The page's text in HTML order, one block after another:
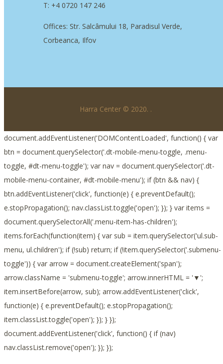
T: +4 0720 147 246
Offices: Str. Salcâmului 18, Paradisul Verde,
Corbeanca, Ilfov
Harra Center © 2020. .
document.addEventListener('DOMContentLoaded', function() { var
btn = document.querySelector('.dt-mobile-menu-toggle, .menu-
toggle, #dt-menu-toggle'); var nav = document.querySelector('.dt-
mobile-menu-container, #dt-mobile-menu'); if (btn && nav) {
btn.addEventListener('click', function(e) { e.preventDefault();
e.stopPropagation(); nav.classList.toggle('open'); }); } var items =
document.querySelectorAll('.menu-item-has-children');
items.forEach(function(item) { var sub = item.querySelector('ul.sub-
menu, ul.children'); if (!sub) return; if (!item.querySelector('.submenu-
toggle')) { var arrow = document.createElement('span');
arrow.className = 'submenu-toggle'; arrow.innerHTML = '▼';
item.insertBefore(arrow, sub); arrow.addEventListener('click',
function(e) { e.preventDefault(); e.stopPropagation();
item.classList.toggle('open'); }); } });
document.addEventListener('click', function() { if (nav)
nav.classList.remove('open'); }); });